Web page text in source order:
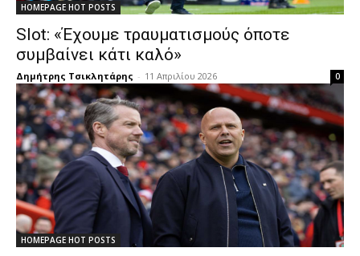
HOMEPAGE HOT POSTS
Slot: «Έχουμε τραυματισμούς όποτε
συμβαίνει κάτι καλό»
Δημήτρης Τσικλητάρης - 11 Απριλίου 2026 0
HOMEPAGE HOT POSTS